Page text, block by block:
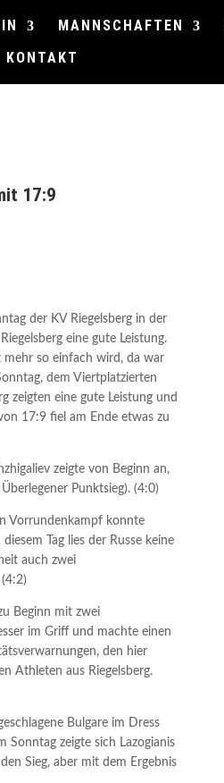
MANNSCHAFTEN
KONTAKT
17:9
der KV Riegelsberg in der
eine gute Leistung.
so einfach wird, da war
dem Viertplatzierten
zeigten eine gute Leistung und
17:9 fiel am Ende etwas zu
zeigte von Beginn an,
Punktsieg). (4:0)
Vorrundenkampf konnte
Tag lies der Russe keine
auch zwei
Beginn mit zwei
im Griff und machte einen
den hier
Athleten aus Riegelsberg.
Bulgare im Dress
Sonntag zeigte sich Lazogianis
Sieg, aber mit dem Ergebnis